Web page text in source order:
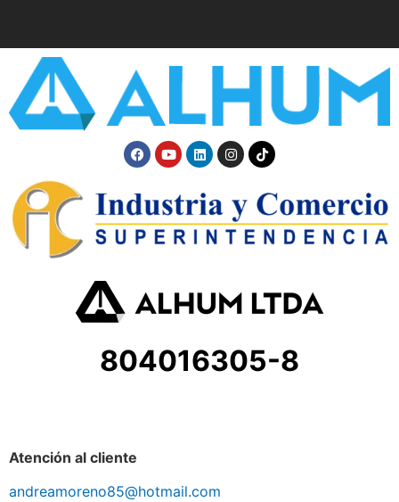
804016305-8
Atención al cliente
andreamoreno85@hotmail.com